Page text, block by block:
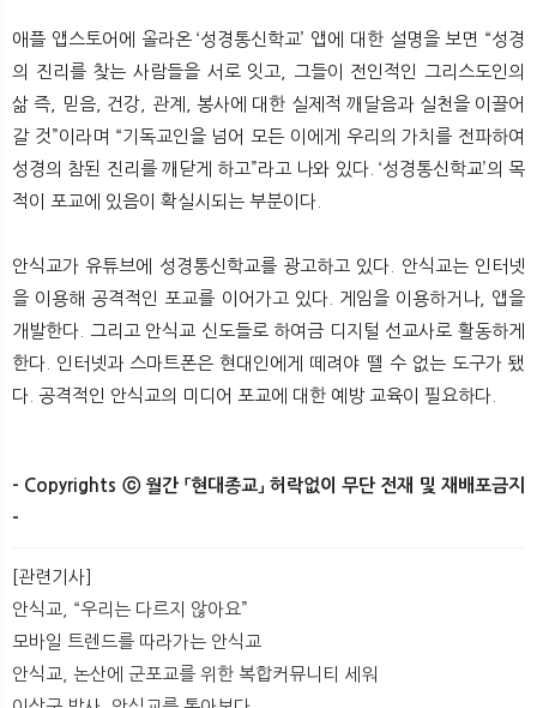
애플 앱스토어에 올라온 ‘성경통신학교’ 앱에 대한 설명을 보면 “성경
의 진리를 찾는 사람들을 서로 잇고, 그들이 전인적인 그리스도인의
삶 즉, 믿음, 건강, 관계, 봉사에 대한 실제적 깨달음과 실천을 이끌어
갈 것”이라며 “기독교인을 넘어 모든 이에게 우리의 가치를 전파하여
성경의 참된 진리를 깨닫게 하고”라고 나와 있다. ‘성경통신학교’의 목
적이 포교에 있음이 확실시되는 부분이다.
안식교가 유튜브에 성경통신학교를 광고하고 있다. 안식교는 인터넷
을 이용해 공격적인 포교를 이어가고 있다. 게임을 이용하거나, 앱을
개발한다. 그리고 안식교 신도들로 하여금 디지털 선교사로 활동하게
한다. 인터넷과 스마트폰은 현대인에게 떼려야 뗄 수 없는 도구가 됐
다. 공격적인 안식교의 미디어 포교에 대한 예방 교육이 필요하다.
- Copyrights ⓒ 월간 「현대종교」 허락없이 무단 전재 및 재배포금지
-
[관련기사]
안식교, “우리는 다르지 않아요”
모바일 트렌드를 따라가는 안식교
안식교, 논산에 군포교를 위한 복합커뮤니티 세워